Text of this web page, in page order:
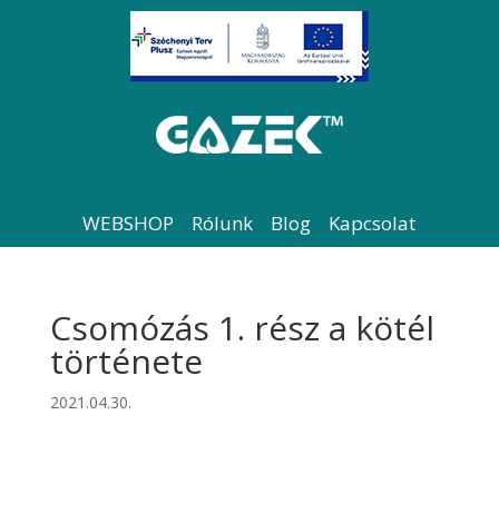
WEBSHOP Rólunk Blog Kapcsolat
Csomózás 1. rész a kötél
története
2021.04.30.